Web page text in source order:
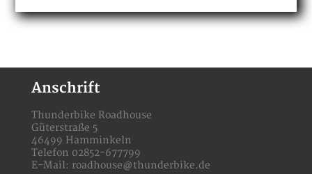
Anschrift
Thunderbike Roadhouse
Güterstraße 5
46499 Hamminkeln
Telefon 02852-677799
E-Mail: roadhouse@thunderbike.de